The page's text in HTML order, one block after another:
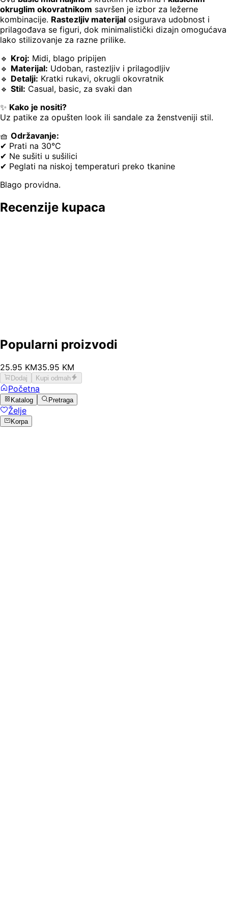
okruglim okovratnikom savršen je izbor za ležerne
kombinacije. Rastezljiv materijal osigurava udobnost i
prilagođava se figuri, dok minimalistički dizajn omogućava
lako stilizovanje za razne prilike.
🔹 Kroj: Midi, blago pripijen
🔹 Materijal: Udoban, rastezljiv i prilagodljiv
🔹 Detalji: Kratki rukavi, okrugli okovratnik
🔹 Stil: Casual, basic, za svaki dan
✨ Kako je nositi?
Uz patike za opušten look ili sandale za ženstveniji stil.
🧺 Održavanje:
✔ Prati na 30°C
✔ Ne sušiti u sušilici
✔ Peglati na niskoj temperaturi preko tkanine
Blago providna.
Recenzije kupaca
Popularni proizvodi
25.95 KM35.95 KM
Dodaj Kupi odmah
Početna
Katalog Pretraga
Želje
Korpa